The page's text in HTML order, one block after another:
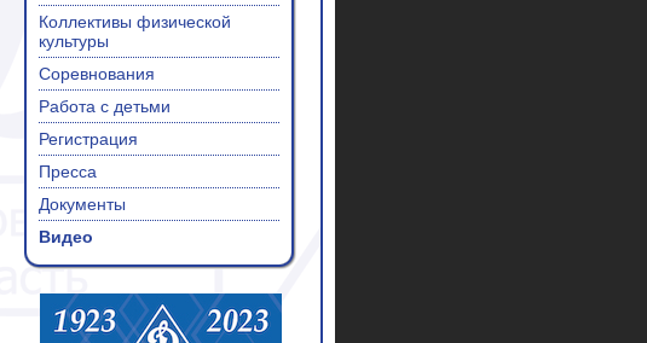
Коллективы физической
культуры
Соревнования
Работа с детьми
Регистрация
Пресса
Документы
Видео